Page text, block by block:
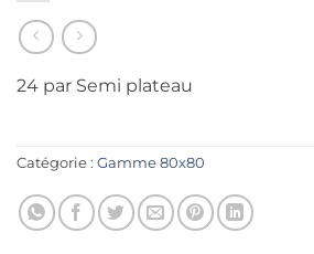
24 par Semi plateau
Catégorie : Gamme 80x80